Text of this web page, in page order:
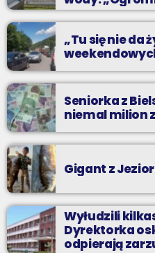
praca”
„Tu się nie da
Seniorka z
niemal milion
Gigant z
Wyłudzili
Dyrektorka
odpierają